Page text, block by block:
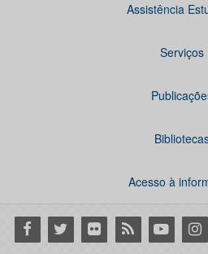
Assistência
Serviços
Acesso à
Facebook
Twitter Flickr RSS Youtube